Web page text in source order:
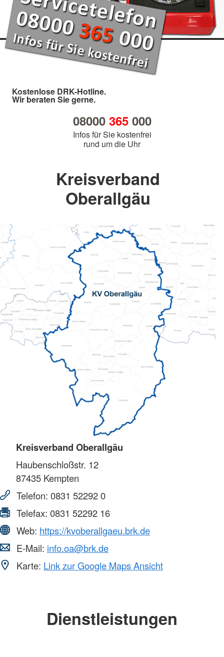
Kostenlose DRK-Hotline.
Wir beraten Sie gerne.
08000 365000
Infos für Sie kostenfrei
rund um die Uhr
Kreisverband
Oberallgäu
Kreisverband Oberallgäu
Haubenschloßstr. 12
87435 Kempten
Telefon: 0831 52292 0
Telefax: 0831 52292 16
Web: https://kvoberallgaeu.brk.de
E-Mail: info.oa@brk.de
Karte: Link zur Google Maps Ansicht
Dienstleistungen